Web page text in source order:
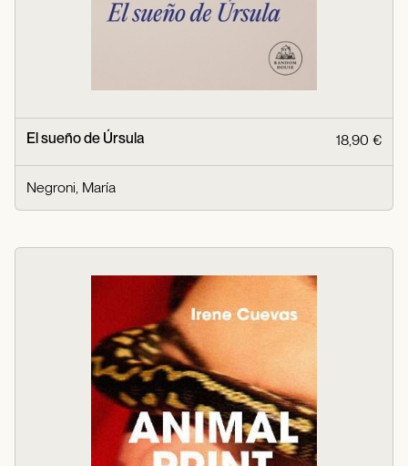
El sueño de Úrsula 18,90 €
Negroni, María